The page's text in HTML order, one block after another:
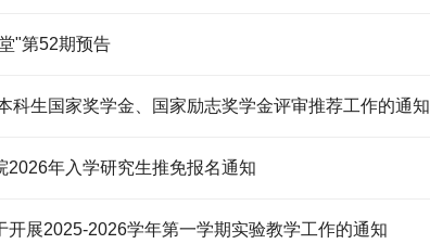
"第52期预告
科生国家奖学金、国家励志奖学金评审推荐工作的通知
2026年入学研究生推免报名通知
开展2025-2026学年第一学期实验教学工作的通知